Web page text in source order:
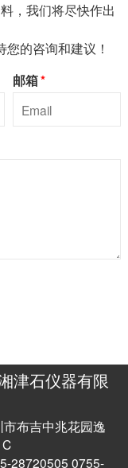
，我们将尽快作出
的咨询和建议！
邮箱*
津石仪器有限
布吉中兆花园逸
28720505 0755-